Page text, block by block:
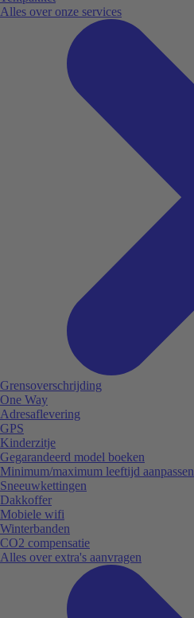
Alles over onze services
Grensoverschrijding
One Way
Adresaflevering
GPS
Kinderzitje
Gegarandeerd model boeken
Minimum/maximum leeftijd aanpassen
Sneeuwkettingen
Dakkoffer
Mobiele wifi
Winterbanden
CO2 compensatie
Alles over extra's aanvragen